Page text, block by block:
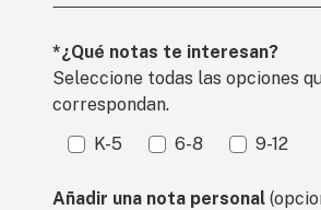
*¿Qué notas te interesan?
Seleccione todas las opciones
correspondan.
K-5
6-8 9-12
Añadir una nota personal